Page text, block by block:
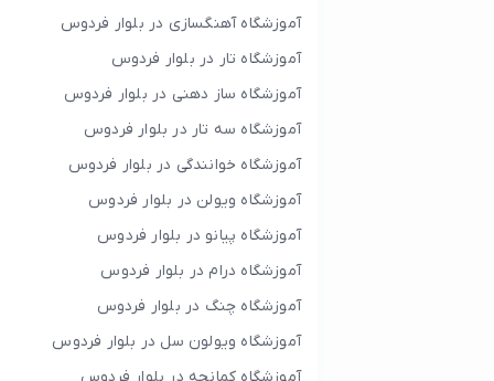
آموزشگاه آهنگسازی در بلوار فردوس
آموزشگاه تار در بلوار فردوس
آموزشگاه ساز دهنی در بلوار فردوس
آموزشگاه سه تار در بلوار فردوس
آموزشگاه خوانندگی در بلوار فردوس
آموزشگاه ویولن در بلوار فردوس
آموزشگاه پیانو در بلوار فردوس
آموزشگاه درام در بلوار فردوس
آموزشگاه چنگ در بلوار فردوس
آموزشگاه ویولون سل در بلوار فردوس